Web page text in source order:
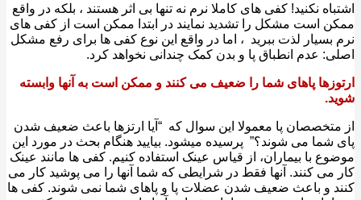
نکنید! کفی های کاملا نرم نه تنها بی اثر هستند ، بلکه در واقع
است مشکل را تشدید نمایند در ابتدا ممکن است از کفی های
بسیار لذت ببرید ، اما در واقع این نوع کفی ها برای رفع مشکل
عدم انطباق پا و بدن کمک چندانی نخواهد کرد.
پاهای شما را ضعیف می کنند و ممکن است به آنها وابسته
پا معمولا این سوال که “آیا ارتزها باعث ضعیف شدن
شما می شوند؟” پرسیده میشود. بیایید هنگام بحث در مورد این
با بیماران، از قیاس عینک استفاده کنیم. کفی ها مانند عینک
می کنند. آنها فقط در شرایطی که شما آنها را می پوشید کار می
و باعث ضعیف شدن عضلات پا و پاهای شما نمی شوند. کفی ها